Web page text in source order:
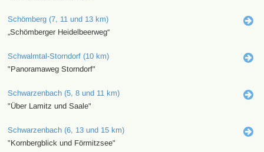
Schömberg (7, 11 und 13 km)
„Schömberger Heidelbeerweg“
Schwalmtal-Storndorf (10 km)
"Panoramaweg Storndorf"
Schwarzenbach (5, 8 und 11 km)
"Über Lamitz und Saale"
Schwarzenbach (6, 13 und 15 km)
"Kornbergblick und Förmitzsee"